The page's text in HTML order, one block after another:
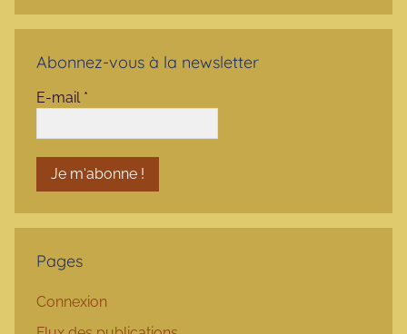
Abonnez-vous à la newsletter
E-mail *
Pages
Connexion